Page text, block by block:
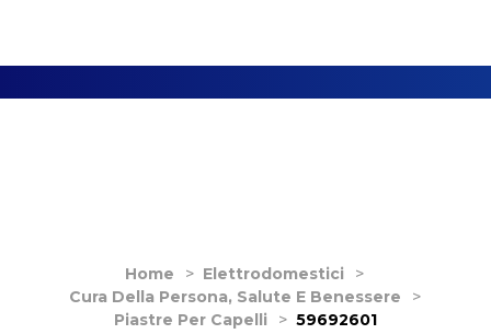
Home > Elettrodomestici
>
Cura Della Persona, Salute E Benessere
>
Piastre Per Capelli
> 59692601